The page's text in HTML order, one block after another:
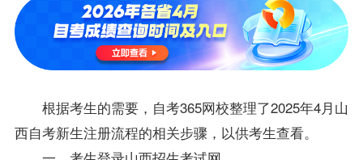
根据考生的需要，自考365网校整理了2025年4月山
西自考新生注册流程的相关步骤，以供考生查看。